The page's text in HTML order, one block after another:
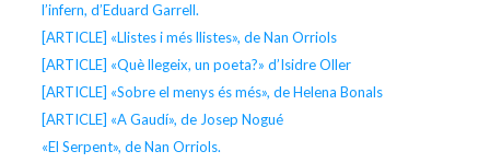
l’infern, d’Eduard Garrell.
[ARTICLE] «Llistes i més llistes», de Nan Orriols
[ARTICLE] «Què llegeix, un poeta?» d’Isidre Oller
[ARTICLE] «Sobre el menys és més», de Helena Bonals
[ARTICLE] «A Gaudí», de Josep Nogué
«El Serpent», de Nan Orriols.